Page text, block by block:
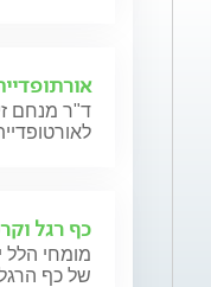
ד"ר מנחם
כף רגל
מומחי הלל
של כף